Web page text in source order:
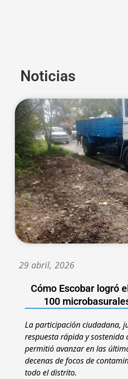
Noticias
29 abril, 2026
Cómo Escobar logró
100
La participación ciudadana,
respuesta rápida y sostenida
permitió avanzar en las
decenas de focos de
todo el distrito.